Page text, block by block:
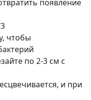
появление
чтобы
по 2-3 см с
и при